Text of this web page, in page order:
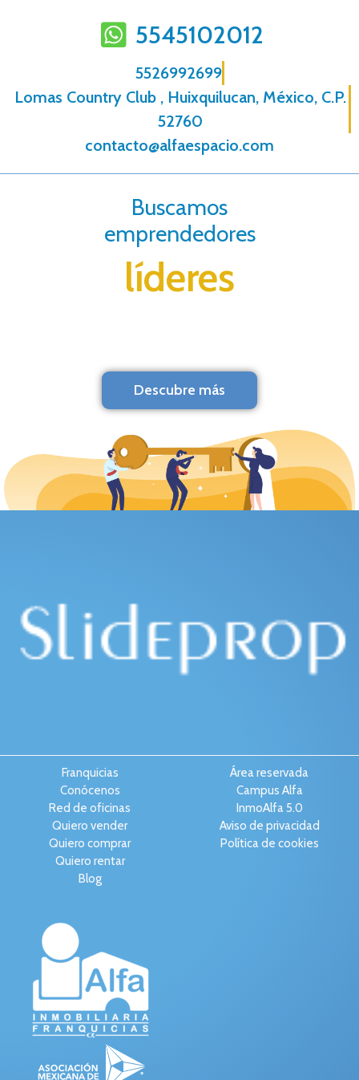
5545102012
5526992699
Lomas Country Club , Huixquilucan, México, C.P.
52760
contacto@alfaespacio.com
Buscamos
emprendedores
líderes
Descubre más
Franquicias
Conócenos
Red de oficinas
Quiero vender
Quiero comprar
Quiero rentar
Blog
Área reservada
Campus Alfa
InmoAlfa 5.0
Aviso de privacidad
Política de cookies